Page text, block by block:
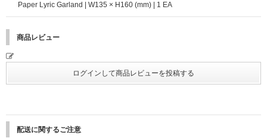
Paper Lyric Garland | W135 × H160 (mm) | 1 EA
商品レビュー
配送に関するご注意